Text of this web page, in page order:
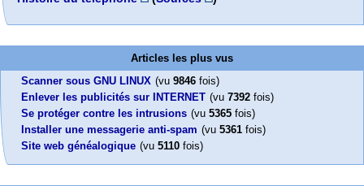
Articles les plus vus
Scanner sous GNU LINUX (vu 9846 fois)
Enlever les publicités sur INTERNET (vu 7392 fois)
Se protéger contre les intrusions (vu 5365 fois)
Installer une messagerie anti-spam (vu 5361 fois)
Site web généalogique (vu 5110 fois)